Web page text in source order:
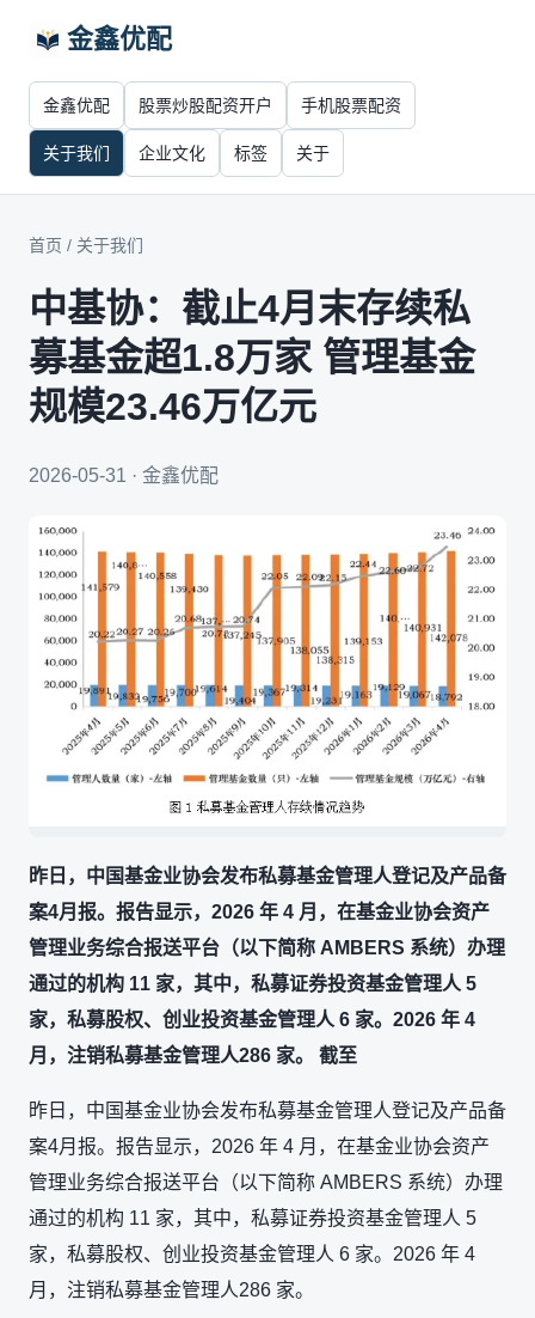
金鑫优配
金鑫优配 股票炒股配资开户 手机股票配资
关于我们 企业文化 标签 关于
首页 / 关于我们
中基协：截止4月末存续私
募基金超1.8万家 管理基金
规模23.46万亿元
2026-05-31 · 金鑫优配
昨日，中国基金业协会发布私募基金管理人登记及产品备
案4月报。报告显示，2026 年 4 月，在基金业协会资产
管理业务综合报送平台（以下简称 AMBERS 系统）办理
通过的机构 11 家，其中，私募证券投资基金管理人 5
家，私募股权、创业投资基金管理人 6 家。2026 年 4
月，注销私募基金管理人286 家。 截至
昨日，中国基金业协会发布私募基金管理人登记及产品备
案4月报。报告显示，2026 年 4 月，在基金业协会资产
管理业务综合报送平台（以下简称 AMBERS 系统）办理
通过的机构 11 家，其中，私募证券投资基金管理人 5
家，私募股权、创业投资基金管理人 6 家。2026 年 4
月，注销私募基金管理人286 家。